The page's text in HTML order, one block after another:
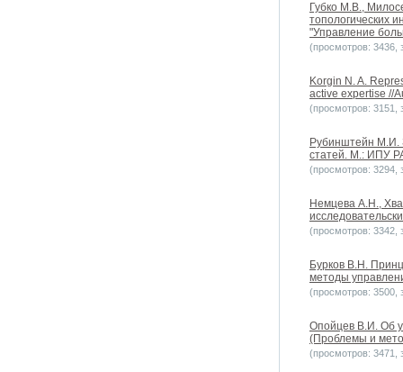
Губко М.В.,
топологических
"Управление
(просмотров: 3436,
Korgin N. A.
active expertise //
(просмотров: 3151,
Рубинштейн М.И.
статей. М.: ИПУ
(просмотров: 3294,
Немцева А.Н.,
(просмотров: 3342,
Бурков В.Н.
методы
(просмотров: 3500,
Опойцев В.И. Об
(Проблемы и
(просмотров: 3471,